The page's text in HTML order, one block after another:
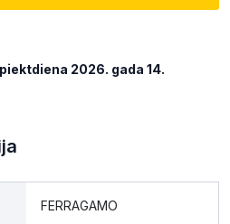
piektdiena 2026. gada 14.
FERRAGAMO